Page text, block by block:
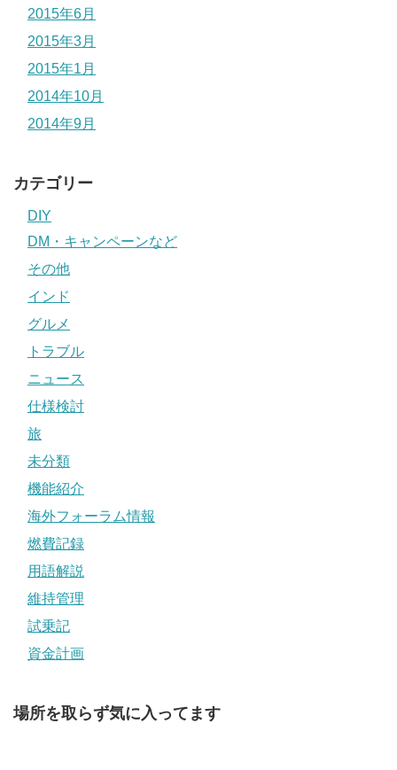
2015年6月
2015年3月
2015年1月
2014年10月
2014年9月
カテゴリー
DIY
DM・キャンペーンなど
その他
インド
グルメ
トラブル
ニュース
仕様検討
旅
未分類
機能紹介
海外フォーラム情報
燃費記録
用語解説
維持管理
試乗記
資金計画
場所を取らず気に入ってます